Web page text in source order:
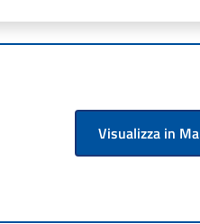
Visualizza in